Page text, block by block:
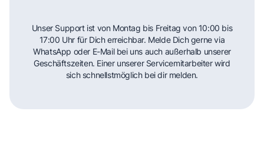
Unser Support ist von Montag bis Freitag von 10:00 bis
17:00 Uhr für Dich erreichbar. Melde Dich gerne via
WhatsApp oder E-Mail bei uns auch außerhalb unserer
Geschäftszeiten. Einer unserer Servicemitarbeiter wird
sich schnellstmöglich bei dir melden.